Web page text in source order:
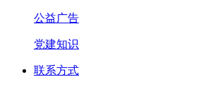
公益广告
党建知识
联系方式